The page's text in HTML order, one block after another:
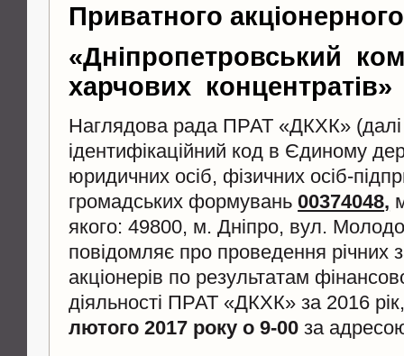
Приватного
«Дніпропетровський
харчових концентратів»
Наглядова рада ПРАТ «ДКХК» (далі
ідентифікаційний код в Єдиному
юридичних осіб, фізичних осіб-
громадських формувань00374048,
якого: 49800, м. Дніпро, вул.
повідомляє про проведення річних
акціонерів по результатам
діяльності ПРАТ «ДКХК» за 2016
лютого 2017 року о 9-00за